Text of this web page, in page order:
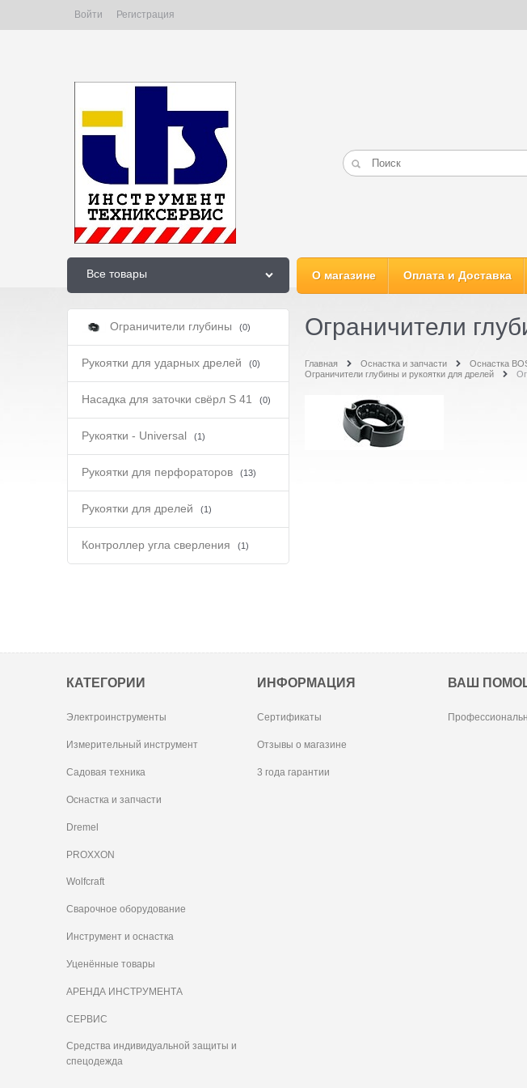
Войти Регистрация
Все товары О магазине Оплата и Доставка
Ограничители глубины (0)
Рукоятки для ударных дрелей (0)
Насадка для заточки свёрл S 41 (0)
Рукоятки - Universal (1)
Рукоятки для перфораторов (13)
Рукоятки для дрелей (1)
Контроллер угла сверления (1)
Ограничители
Главная Оснастка и запчасти Оснастка
Ограничители глубины и рукоятки для дрелей
КАТЕГОРИИ
Электроинструменты
Измерительный инструмент
Садовая техника
Оснастка и запчасти
Dremel
PROXXON
Wolfcraft
Сварочное оборудование
Инструмент и оснастка
Уценённые товары
АРЕНДА ИНСТРУМЕНТА
СЕРВИС
Средства индивидуальной защиты и
спецодежда
ИНФОРМАЦИЯ
Сертификаты
Отзывы о магазине
3 года гарантии
ВАШ